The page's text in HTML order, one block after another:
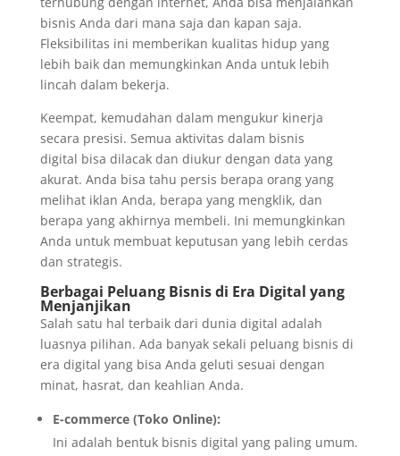
bisnis Anda dari mana saja dan kapan saja.
Fleksibilitas ini memberikan kualitas hidup yang
lebih baik dan memungkinkan Anda untuk lebih
lincah dalam bekerja.
Keempat, kemudahan dalam mengukur kinerja
secara presisi. Semua aktivitas dalam bisnis
digital bisa dilacak dan diukur dengan data yang
akurat. Anda bisa tahu persis berapa orang yang
melihat iklan Anda, berapa yang mengklik, dan
berapa yang akhirnya membeli. Ini memungkinkan
Anda untuk membuat keputusan yang lebih cerdas
dan strategis.
Berbagai Peluang Bisnis di Era Digital yang
Menjanjikan
Salah satu hal terbaik dari dunia digital adalah
luasnya pilihan. Ada banyak sekali peluang bisnis di
era digital yang bisa Anda geluti sesuai dengan
minat, hasrat, dan keahlian Anda.
E-commerce (Toko Online):
Ini adalah bentuk bisnis digital yang paling umum.